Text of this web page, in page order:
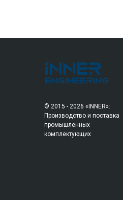
© 2015 - 2026 «INNER»:
Производство и поставка
промышленных
комплектующих